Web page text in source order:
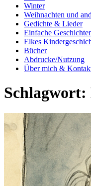
Winter
Weihnachten und
Gedichte & Lieder
Einfache
Elkes
Bücher
Abdrucke/Nutzung
Über mich &
Schlagwort: